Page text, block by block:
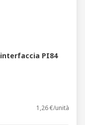
PI84
1,26 €/unità